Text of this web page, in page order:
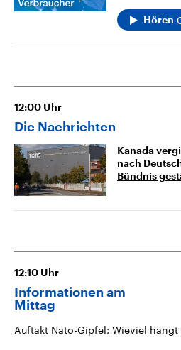
Hören
12:00 Uhr
Die Nachrichten
Kanada
nach
Bündnis
12:10 Uhr
Informationen am
Mittag
Auftakt Nato-Gipfel: Wieviel hängt